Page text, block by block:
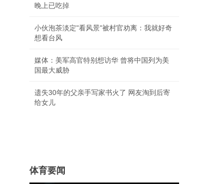
晚上已吃掉
小伙泡茶淡定"看风景"被村官劝离：我就好奇
想看台风
媒体：美军高官特别想访华 曾将中国列为美
国最大威胁
遗失30年的父亲手写家书火了 网友淘到后寄
给女儿
体育要闻